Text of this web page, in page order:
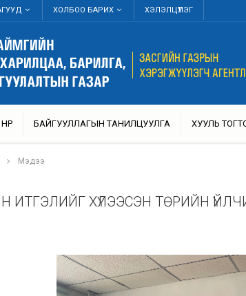
ХОЛБОО БАРИХ ХЭЛЭЛЦҮҮЛЭГ
НҮҮР БАЙГУУЛЛАГЫН ТАНИЛЦУУЛГА ХУУЛЬ
Мэдээ
ИТГЭЛИЙГ ХҮЛЭЭСЭН ТӨРИЙН